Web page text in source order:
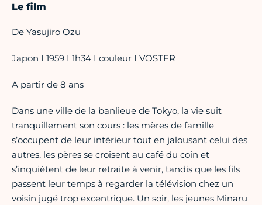
Le film
De Yasujiro Ozu
Japon I 1959 I 1h34 I couleur I VOSTFR
A partir de 8 ans
Dans une ville de la banlieue de Tokyo, la vie suit
tranquillement son cours : les mères de famille
s’occupent de leur intérieur tout en jalousant celui des
autres, les pères se croisent au café du coin et
s’inquiètent de leur retraite à venir, tandis que les fils
passent leur temps à regarder la télévision chez un
voisin jugé trop excentrique. Un soir, les jeunes Minaru